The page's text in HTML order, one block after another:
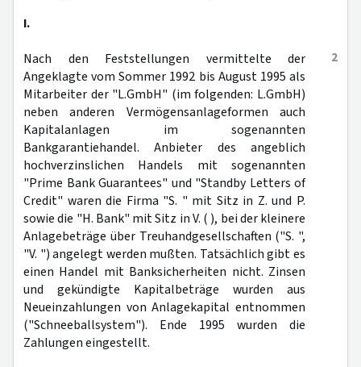
I.
2
Nach den Feststellungen vermittelte der
Angeklagte vom Sommer 1992 bis August 1995 als
Mitarbeiter der "L.GmbH" (im folgenden: L.GmbH)
neben anderen Vermögensanlageformen auch
Kapitalanlagen im sogenannten
Bankgarantiehandel. Anbieter des angeblich
hochverzinslichen Handels mit sogenannten
"Prime Bank Guarantees" und "Standby Letters of
Credit" waren die Firma "S. " mit Sitz in Z. und P.
sowie die "H. Bank" mit Sitz in V. ( ), bei der kleinere
Anlagebeträge über Treuhandgesellschaften ("S. ",
"V. ") angelegt werden mußten. Tatsächlich gibt es
einen Handel mit Banksicherheiten nicht. Zinsen
und gekündigte Kapitalbeträge wurden aus
Neueinzahlungen von Anlagekapital entnommen
("Schneeballsystem"). Ende 1995 wurden die
Zahlungen eingestellt.